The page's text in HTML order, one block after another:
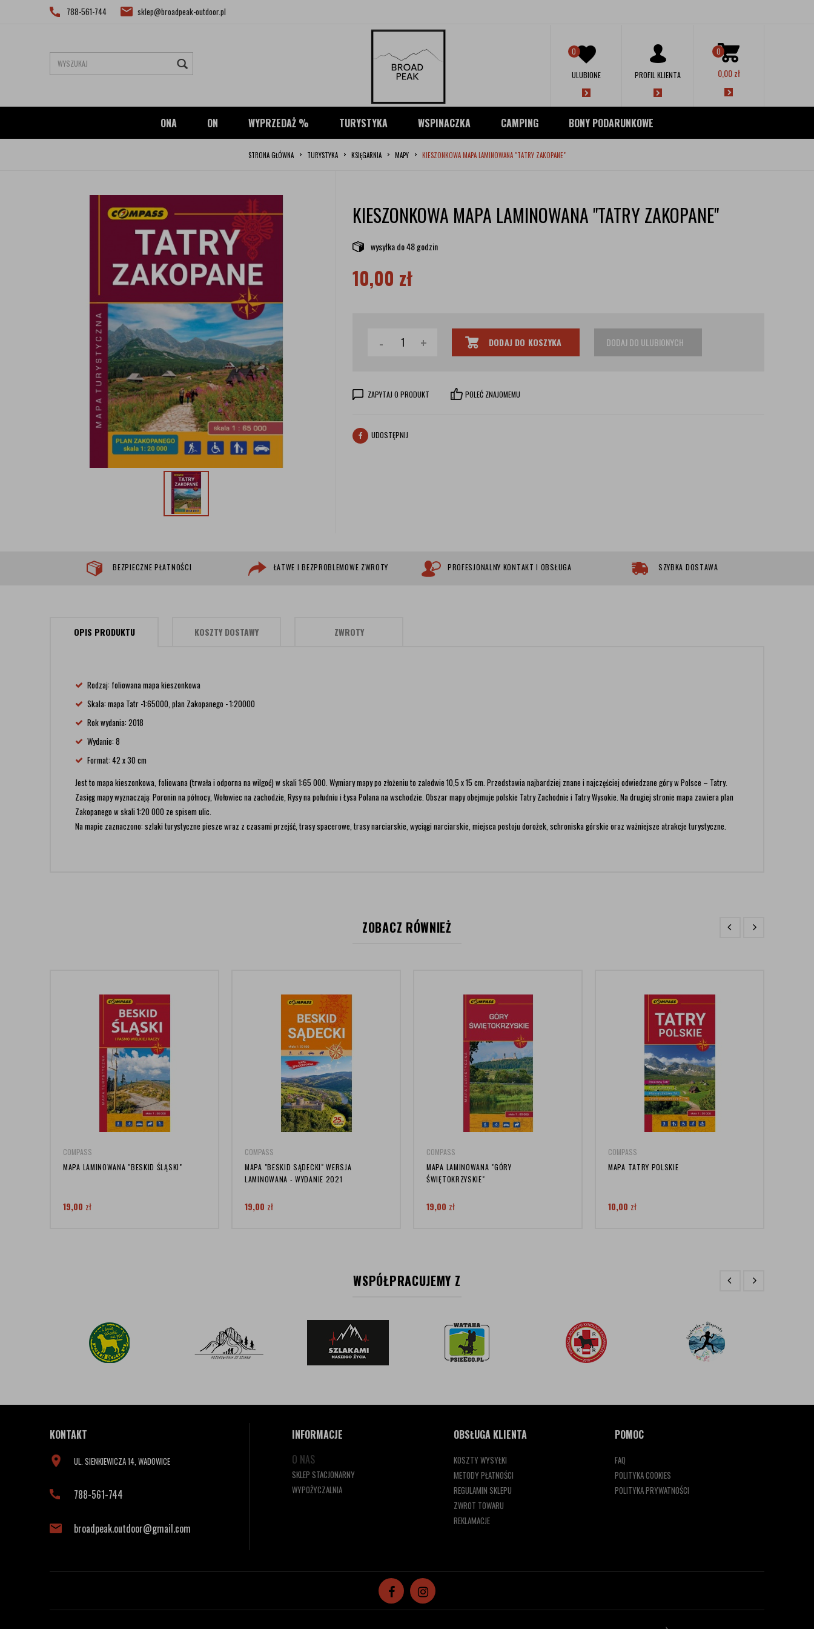
788-561-744 sklep@broadpeak-outdoor.pl
0
0,00zł
0
ULUBIONE PROFIL KLIENTA
ONA ON WYPRZEDAŻ % TURYSTYKA WSPINACZKA CAMPING BONY PODARUNKOWE
STRONA GŁÓWNA TURYSTYKA KSIĘGARNIA MAPY KIESZONKOWA MAPA LAMINOWANA "TATRY ZAKOPANE"
KIESZONKOWA MAPA LAMINOWANA "TATRY ZAKOPANE"
wysyłkado 48 godzin
10,00 zł
- + DODAJ DO KOSZYKA DODAJ DO ULUBIONYCH
ZAPYTAJ O PRODUKT POLEĆ ZNAJOMEMU
UDOSTĘPNIJ
BEZPIECZNE PŁATNOŚCI ŁATWE I BEZPROBLEMOWE ZWROTY PROFESJONALNY KONTAKT I OBSŁUGA SZYBKA DOSTAWA
OPIS PRODUKTU KOSZTY DOSTAWY ZWROTY
Rodzaj: foliowana mapa kieszonkowa
Skala: mapa Tatr -1:65000, plan Zakopanego - 1:20000
Rok wydania: 2018
Wydanie: 8
Format: 42 x 30 cm
Jest to mapa kieszonkowa, foliowana (trwała i odporna na wilgoć) w skali 1:65 000. Wymiary mapy po złożeniu to zaledwie 10,5 x 15 cm. Przedstawia najbardziej znane i najczęściej odwiedzane góry w Polsce – Tatry.
Zasięg mapy wyznaczają: Poronin na północy, Wołowiec na zachodzie, Rysy na południu i Łysa Polana na wschodzie. Obszar mapy obejmuje polskie Tatry Zachodnie i Tatry Wysokie. Na drugiej stronie mapa zawiera plan
Zakopanego w skali 1:20 000 ze spisem ulic.
Na mapie zaznaczono: szlaki turystyczne piesze wraz z czasami przejść, trasy spacerowe, trasy narciarskie, wyciągi narciarskie, miejsca postoju dorożek, schroniska górskie oraz ważniejsze atrakcje turystyczne.
ZOBACZ RÓWNIEŻ
COMPASS
MAPA LAMINOWANA "BESKID ŚLĄSKI"
19,00 zł
COMPASS
MAPA "BESKID SĄDECKI" WERSJA
LAMINOWANA - WYDANIE 2021
19,00 zł
COMPASS
MAPA LAMINOWANA "GÓRY
ŚWIĘTOKRZYSKIE"
19,00 zł
COMPASS
MAPA TATRY POLSKIE
10,00 zł
WSPÓŁPRACUJEMY Z
KONTAKT
UL. SIENKIEWICZA 14, WADOWICE
788-561-744
broadpeak.outdoor@gmail.com
INFORMACJE
O NAS
SKLEP STACJONARNY
WYPOŻYCZALNIA
OBSŁUGA KLIENTA
KOSZTY WYSYŁKI
METODY PŁATNOŚCI
REGULAMIN SKLEPU
ZWROT TOWARU
REKLAMACJE
POMOC
FAQ
POLITYKA COOKIES
POLITYKA PRYWATNOŚCI